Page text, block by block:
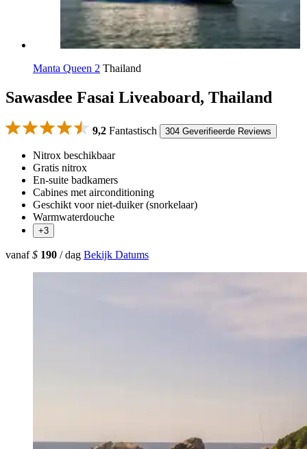
Manta Queen 2 Thailand
Sawasdee Fasai Liveaboard, Thailand
9,2 Fantastisch 304 Geverifieerde Reviews
Nitrox beschikbaar
Gratis nitrox
En-suite badkamers
Cabines met airconditioning
Geschikt voor niet-duiker (snorkelaar)
Warmwaterdouche
+3
vanaf$ 190 / dag Bekijk Datums